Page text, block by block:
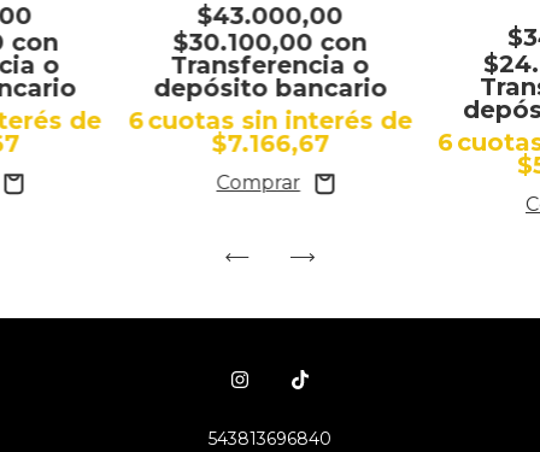
con
o
de
$43.000,00
$30.100,00 con
Transferencia o
depósito bancario
6cuotas sin interés de
$7.166,67
6
543813696840